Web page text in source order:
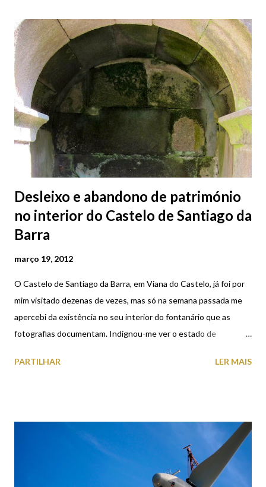
Desleixo e abandono de património
no interior do Castelo de Santiago da
Barra
março 19, 2012
O Castelo de Santiago da Barra, em Viana do Castelo, já foi por
mim visitado dezenas de vezes, mas só na semana passada me
apercebi da existência no seu interior do fontanário que as
fotografias documentam. Indignou-me ver o estado de
(segundo inscrição no seu interior pode ler-se a data de 1794?).
responsáveis das duas entidades que presentemente estão
instaladas no interior do Castelo (Escola de Hotelaria e Turismo
e Turismo do Porto e Norte de Portugal), a sensibilidade
necessária para que tal património fosse mais valorizado.
PARTILHAR LER MAIS